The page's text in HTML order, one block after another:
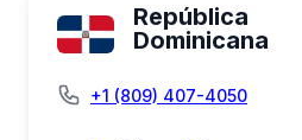
República
Dominicana
+1 (809) 407-4050